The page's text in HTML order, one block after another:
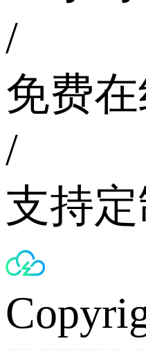
/
免费
/
支持